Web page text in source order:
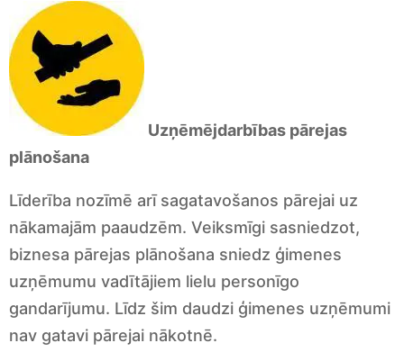
Uzņēmējdarbības pārejas
plānošana
Līderība nozīmē arī sagatavošanos pārejai uz
nākamajām paaudzēm. Veiksmīgi sasniedzot,
biznesa pārejas plānošana sniedz ģimenes
uzņēmumu vadītājiem lielu personīgo
gandarījumu. Līdz šim daudzi ģimenes uzņēmumi
nav gatavi pārejai nākotnē.